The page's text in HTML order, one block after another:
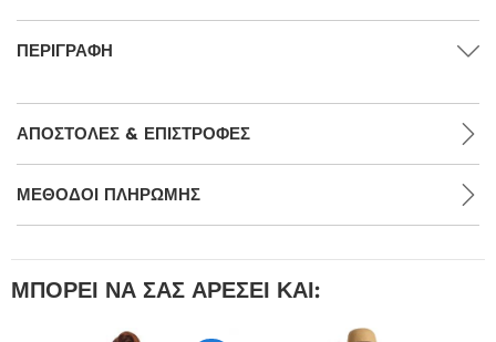
ΠΕΡΙΓΡΑΦΉ
ΑΠΟΣΤΟΛΈΣ & ΕΠΙΣΤΡΟΦΈΣ
ΜΕΘΌΔΟΙ ΠΛΗΡΩΜΉΣ
ΜΠΟΡΕΊ ΝΑ ΣΑΣ ΑΡΈΣΕΙ ΚΑΙ: